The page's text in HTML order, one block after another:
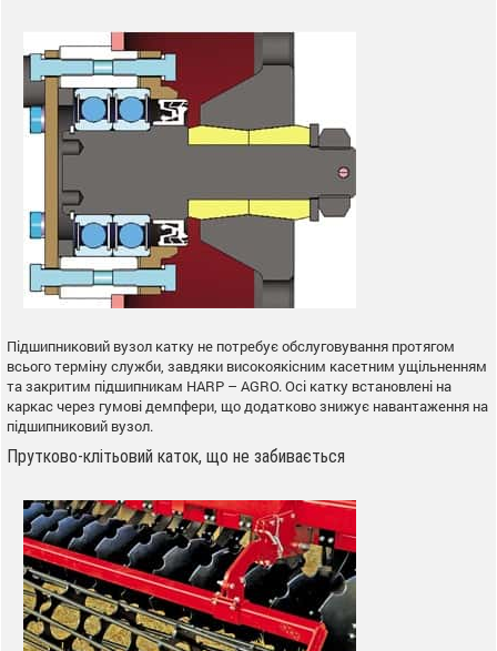
Підшипниковий вузол катку не потребує обслуговування протягом
всього терміну служби, завдяки високоякісним касетним ущільненням
та закритим підшипникам HARP – AGRO. Осі катку встановлені на
каркас через гумові демпфери, що додатково знижує навантаження на
підшипниковий вузол.
Прутково-клітьовий каток, що не забивається